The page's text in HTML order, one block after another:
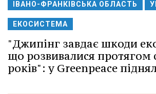
ІВАНО-ФРАНКІВСЬКА ОБЛАСТЬ
ЕКОСИСТЕМА
"Джипінг завдає шкоди
що розвивалися протягом
років": у Greenpeace